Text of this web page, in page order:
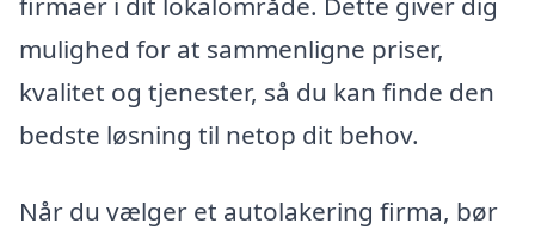
mulighed for at sammenligne priser,
kvalitet og tjenester, så du kan finde den
bedste løsning til netop dit behov.
Når du vælger et autolakering firma, bør